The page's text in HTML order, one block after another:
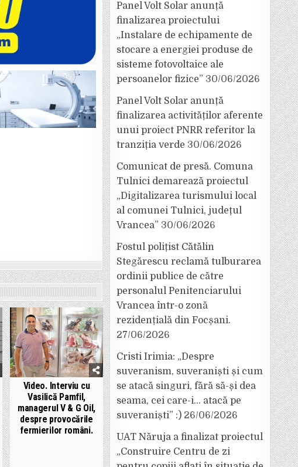
Video. Interviu cu
Vasilică Pamfil,
managerul V & G Oil,
despre provocările
fermierilor români.
Panel Volt Solar anunță
finalizarea proiectului
„Instalare de echipamente de
stocare a energiei produse de
sisteme fotovoltaice ale
persoanelor fizice” 30/06/2026
Panel Volt Solar anunță
finalizarea activităților aferente
unui proiect PNRR referitor la
tranziția verde 30/06/2026
Comunicat de presă. Comuna
Tulnici demarează proiectul
„Digitalizarea turismului local
al comunei Tulnici, județul
Vrancea” 30/06/2026
Fostul polițist Cătălin
Stegărescu reclamă tulburarea
ordinii publice de către
personalul Penitenciarului
Vrancea într-o zonă
rezidențială din Focșani.
27/06/2026
Cristi Irimia: „Despre
suveranism, suveraniști și cum
se atacă singuri, fără să-și dea
seama, cei care-i… atacă pe
suveraniști” :) 26/06/2026
UAT Năruja a finalizat proiectul
„Construire Centru de zi